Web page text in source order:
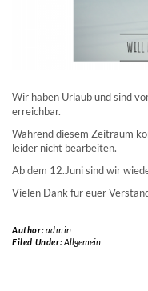
Wir haben Urlaub und sind
erreichbar.
Während diesem Zeitraum
leider nicht bearbeiten.
Ab dem 12.Juni sind wir
Vielen Dank für euer
Author:admin
Filed Under:Allgemein